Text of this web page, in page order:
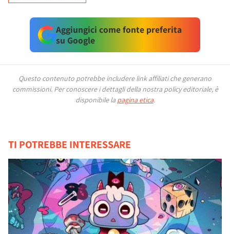
Aggiungici come fonte preferita
su Google
Questo contenuto potrebbe includere link affiliati che generano
commissioni. Per conoscere i dettagli della nostra policy editoriale, è
disponibile la pagina etica.
TI POTREBBE INTERESSARE